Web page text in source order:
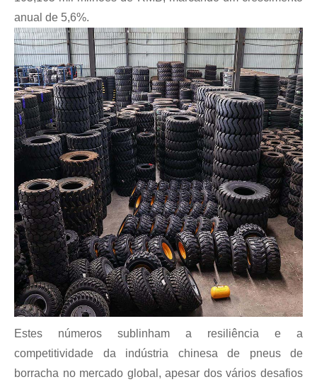
anual de 5,6%.
Estes números sublinham a resiliência e a
competitividade da indústria chinesa de pneus de
borracha no mercado global, apesar dos vários desafios